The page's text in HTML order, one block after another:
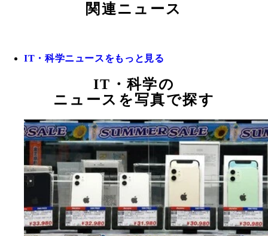
関連ニュース
IT・科学ニュースをもっと見る
IT・科学の
ニュースを写真で探す